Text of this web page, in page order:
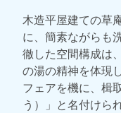
木造平屋建ての草
に、簡素ながらも
徹した空間構成は
の湯の精神を体現
フェアを機に、楫
う）」と名付けら